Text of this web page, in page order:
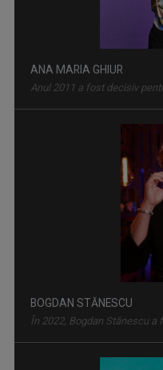
Anul 2011 a fost decisiv
În 2022, Bogdan Stănescu a